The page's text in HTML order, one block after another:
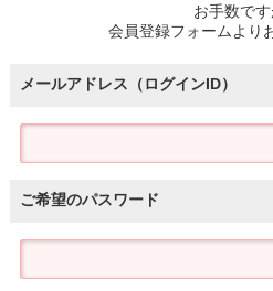
お手数です
会員登録フォームより
メールアドレス（ログインID）
ご希望のパスワード